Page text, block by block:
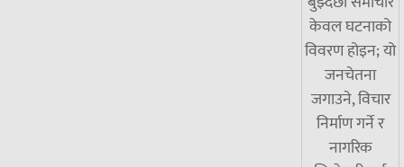
केवल घटनाको
विवरण होइन; यो
जनचेतना
जगाउने, विचार
निर्माण गर्ने र
नागरिक